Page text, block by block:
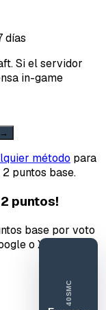
días
Si el servidor
in-game
método para
puntos base.
puntos!
base por voto
o X.
40SMC